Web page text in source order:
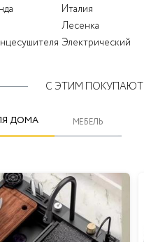
Италия
Лесенка
Электрический
С ЭТИМ ПОКУПАЮТ
ДОМА МЕБЕЛЬ